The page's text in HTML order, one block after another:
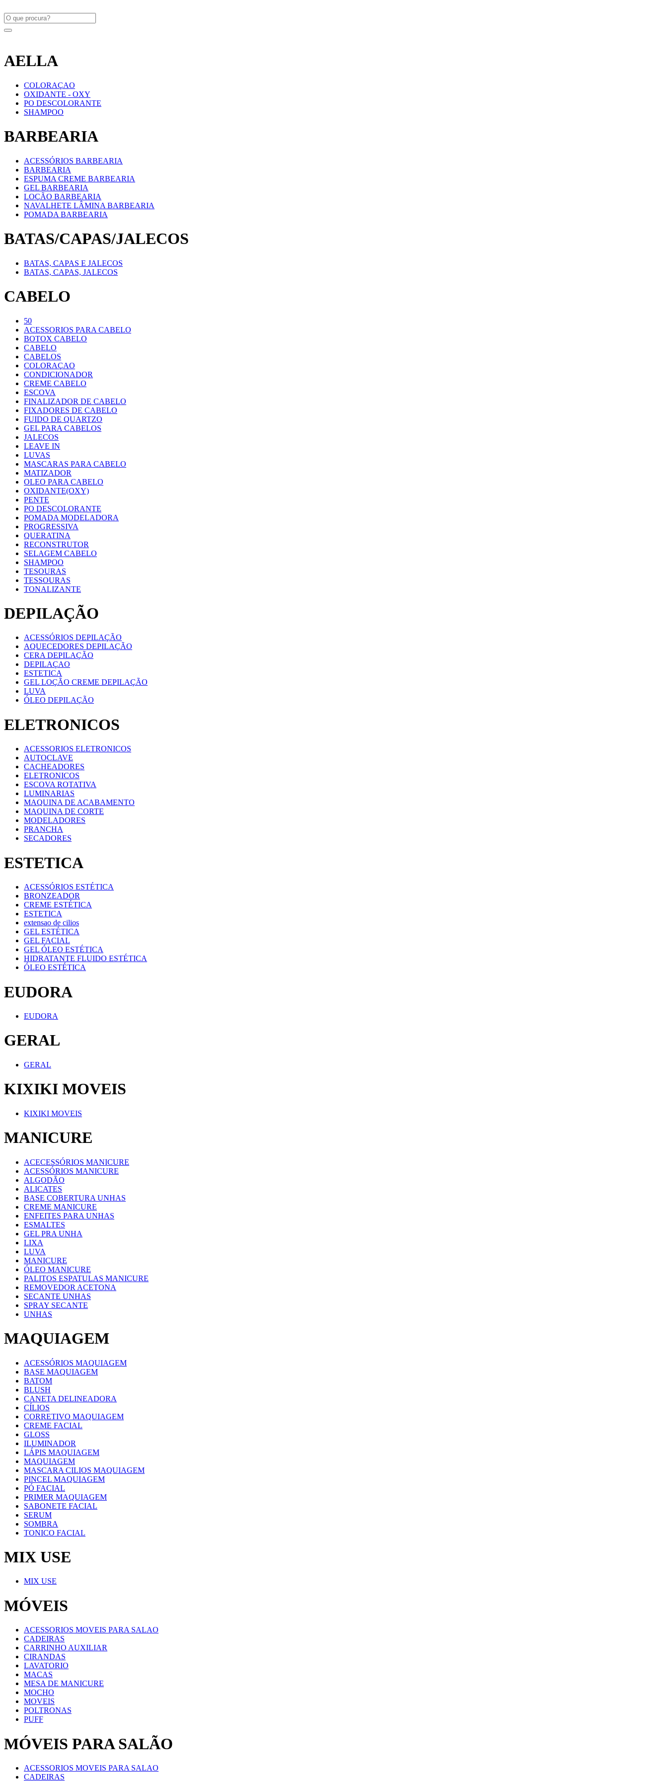
AELLA
COLORAÇAO
OXIDANTE - OXY
PO DESCOLORANTE
SHAMPOO
BARBEARIA
ACESSÓRIOS BARBEARIA
BARBEARIA
ESPUMA CREME BARBEARIA
GEL BARBEARIA
LOÇÃO BARBEARIA
NAVALHETE LÂMINA BARBEARIA
POMADA BARBEARIA
BATAS/CAPAS/JALECOS
BATAS, CAPAS E JALECOS
BATAS, CAPAS, JALECOS
CABELO
50
ACESSORIOS PARA CABELO
BOTOX CABELO
CABELO
CABELOS
COLORAÇAO
CONDICIONADOR
CREME CABELO
ESCOVA
FINALIZADOR DE CABELO
FIXADORES DE CABELO
FUIDO DE QUARTZO
GEL PARA CABELOS
JALECOS
LEAVE IN
LUVAS
MASCARAS PARA CABELO
MATIZADOR
OLEO PARA CABELO
OXIDANTE(OXY)
PENTE
PO DESCOLORANTE
POMADA MODELADORA
PROGRESSIVA
QUERATINA
RECONSTRUTOR
SELAGEM CABELO
SHAMPOO
TESOURAS
TESSOURAS
TONALIZANTE
DEPILAÇÃO
ACESSÓRIOS DEPILAÇÃO
AQUECEDORES DEPILAÇÃO
CERA DEPILAÇÃO
DEPILAÇAO
ESTETICA
GEL LOÇÃO CREME DEPILAÇÃO
LUVA
ÓLEO DEPILAÇÃO
ELETRONICOS
ACESSORIOS ELETRONICOS
AUTOCLAVE
CACHEADORES
ELETRONICOS
ESCOVA ROTATIVA
LUMINARIAS
MAQUINA DE ACABAMENTO
MAQUINA DE CORTE
MODELADORES
PRANCHA
SECADORES
ESTETICA
ACESSÓRIOS ESTÉTICA
BRONZEADOR
CREME ESTÉTICA
ESTETICA
extensao de cilios
GEL ESTÉTICA
GEL FACIAL
GEL ÓLEO ESTÉTICA
HIDRATANTE FLUIDO ESTÉTICA
ÓLEO ESTÉTICA
EUDORA
EUDORA
GERAL
GERAL
KIXIKI MOVEIS
KIXIKI MOVEIS
MANICURE
ACECESSÓRIOS MANICURE
ACESSÓRIOS MANICURE
ALGODÃO
ALICATES
BASE COBERTURA UNHAS
CREME MANICURE
ENFEITES PARA UNHAS
ESMALTES
GEL PRA UNHA
LIXA
LUVA
MANICURE
ÓLEO MANICURE
PALITOS ESPATULAS MANICURE
REMOVEDOR ACETONA
SECANTE UNHAS
SPRAY SECANTE
UNHAS
MAQUIAGEM
ACESSÓRIOS MAQUIAGEM
BASE MAQUIAGEM
BATOM
BLUSH
CANETA DELINEADORA
CÍLIOS
CORRETIVO MAQUIAGEM
CREME FACIAL
GLOSS
ILUMINADOR
LÁPIS MAQUIAGEM
MAQUIAGEM
MASCARA CILIOS MAQUIAGEM
PINCEL MAQUIAGEM
PÓ FACIAL
PRIMER MAQUIAGEM
SABONETE FACIAL
SERUM
SOMBRA
TONICO FACIAL
MIX USE
MIX USE
MÓVEIS
ACESSORIOS MOVEIS PARA SALAO
CADEIRAS
CARRINHO AUXILIAR
CIRANDAS
LAVATORIO
MACAS
MESA DE MANICURE
MOCHO
MOVEIS
POLTRONAS
PUFF
MÓVEIS PARA SALÃO
ACESSORIOS MOVEIS PARA SALAO
CADEIRAS